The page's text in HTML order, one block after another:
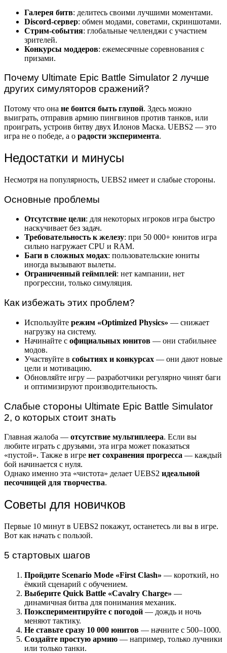
Галерея битв: делитесь своими лучшими моментами.
Discord-сервер: обмен модами, советами, скриншотами.
Стрим-события: глобальные челленджи с участием
зрителей.
Конкурсы моддеров: ежемесячные соревнования с
призами.
Почему Ultimate Epic Battle Simulator 2 лучше
других симуляторов сражений?
Потому что она не боится быть глупой. Здесь можно
выиграть, отправив армию пингвинов против танков, или
проиграть, устроив битву двух Илонов Маска. UEBS2 — это
игра не о победе, а о радости эксперимента.
Недостатки и минусы
Несмотря на популярность, UEBS2 имеет и слабые стороны.
Основные проблемы
Отсутствие цели: для некоторых игроков игра быстро
наскучивает без задач.
Требовательность к железу: при 50 000+ юнитов игра
сильно нагружает CPU и RAM.
Баги в сложных модах: пользовательские юниты
иногда вызывают вылеты.
Ограниченный геймплей: нет кампании, нет
прогрессии, только симуляция.
Как избежать этих проблем?
Используйте режим «Optimized Physics» — снижает
нагрузку на систему.
Начинайте с официальных юнитов — они стабильнее
модов.
Участвуйте в событиях и конкурсах — они дают новые
цели и мотивацию.
Обновляйте игру — разработчики регулярно чинят баги
и оптимизируют производительность.
Слабые стороны Ultimate Epic Battle Simulator
2, о которых стоит знать
Главная жалоба — отсутствие мультиплеера. Если вы
любите играть с друзьями, эта игра может показаться
«пустой». Также в игре нет сохранения прогресса — каждый
бой начинается с нуля.
Однако именно эта «чистота» делает UEBS2 идеальной
песочницей для творчества.
Советы для новичков
Первые 10 минут в UEBS2 покажут, останетесь ли вы в игре.
Вот как начать с пользой.
5 стартовых шагов
Пройдите Scenario Mode «First Clash» — короткий, но
ёмкий сценарий с обучением.
Выберите Quick Battle «Cavalry Charge» —
динамичная битва для понимания механик.
Поэкспериментируйте с погодой — дождь и ночь
меняют тактику.
Не ставьте сразу 10 000 юнитов — начните с 500–1000.
Создайте простую армию — например, только лучники
или только танки.